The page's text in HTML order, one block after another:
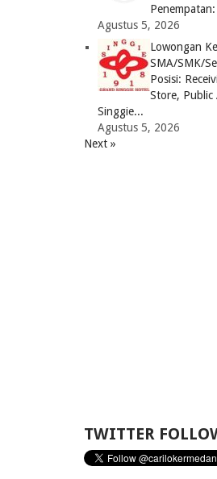
Agustus 5, 2026
Lowongan
SMA/SMK/
Posisi:
Store, Public
Singgie...
Agustus 5, 2026
Next »
TWITTER